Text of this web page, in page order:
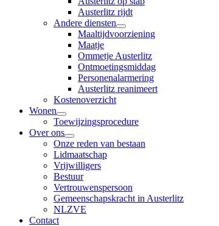
Austerlitz rijdt
Andere diensten
Maaltijdvoorziening
Maatje
Ommetje Austerlitz
Ontmoetingsmiddag
Personenalarmering
Austerlitz reanimeert
Kostenoverzicht
Wonen
Toewijzingsprocedure
Over ons
Onze reden van bestaan
Lidmaatschap
Vrijwilligers
Bestuur
Vertrouwenspersoon
Gemeenschapskracht in Austerlitz
NLZVE
Contact